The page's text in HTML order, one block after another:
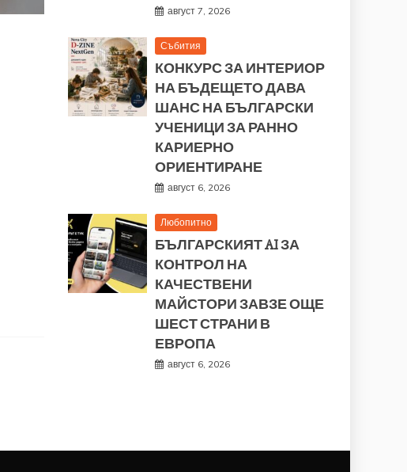
август 7, 2026
Събития
КОНКУРС ЗА ИНТЕРИОР
НА БЪДЕЩЕТО ДАВА
ШАНС НА БЪЛГАРСКИ
УЧЕНИЦИ ЗА РАННО
КАРИЕРНО
ОРИЕНТИРАНЕ
август 6, 2026
Любопитно
БЪЛГАРСКИЯТ AI ЗА
КОНТРОЛ НА
КАЧЕСТВЕНИ
МАЙСТОРИ ЗАВЗЕ ОЩЕ
ШЕСТ СТРАНИ В
ЕВРОПА
август 6, 2026